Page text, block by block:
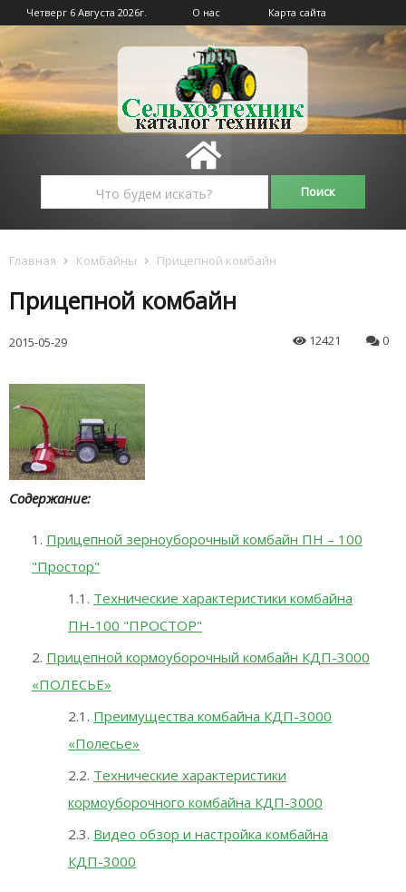
Четверг 6 Августа 2026г. О нас Карта сайта
Главная Комбайны Прицепной комбайн
Прицепной комбайн
2015-05-29 12421 0
Содержание:
Прицепной зерноуборочный комбайн ПН – 100
"Простор"
Технические характеристики комбайна
ПН-100 "ПРОСТОР"
Прицепной кормоуборочный комбайн КДП-3000
«ПОЛЕСЬЕ»
Преимущества комбайна КДП-3000
«Полесье»
Технические характеристики
кормоуборочного комбайна КДП-3000
Видео обзор и настройка комбайна
КДП-3000